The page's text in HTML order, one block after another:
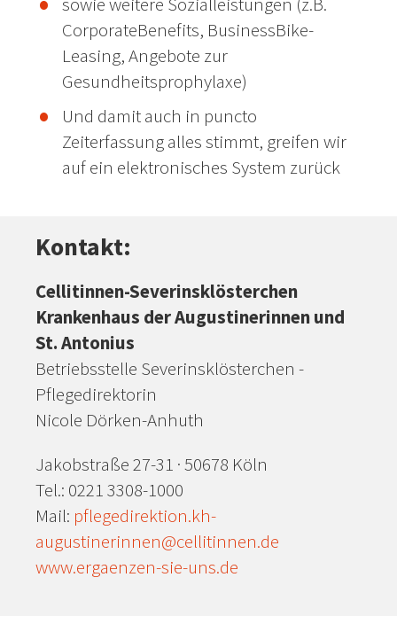
CorporateBenefits, BusinessBike-
Leasing, Angebote zur
Gesundheitsprophylaxe)
Und damit auch in puncto
Zeiterfassung alles stimmt, greifen wir
auf ein elektronisches System zurück
Kontakt:
Cellitinnen-Severinsklösterchen
Krankenhaus der Augustinerinnen und
St. Antonius
Betriebsstelle Severinsklösterchen -
Pflegedirektorin
Nicole Dörken-Anhuth
Jakobstraße 27-31 · 50678 Köln
Tel.: 0221 3308-1000
Mail: pflegedirektion.kh-
augustinerinnen@cellitinnen.de
www.ergaenzen-sie-uns.de